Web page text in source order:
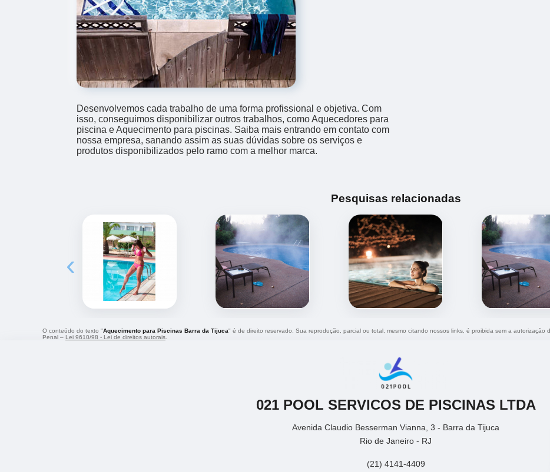
Desenvolvemos cada trabalho de uma forma profissional e objetiva. Com
isso, conseguimos disponibilizar outros trabalhos, como Aquecedores para
piscina e Aquecimento para piscinas. Saiba mais entrando em contato com
nossa empresa, sanando assim as suas dúvidas sobre os serviços e
produtos disponibilizados pelo ramo com a melhor marca.
Pesquisas relacionadas
‹
O conteúdo do texto "Aquecimento para Piscinas Barra da Tijuca" é de direito reservado. Sua reprodução, parcial ou total, mesmo citando nossos links, é proibida sem a
Penal – Lei 9610/98 - Lei de direitos autorais
021 POOL SERVICOS DE PISCINAS LTDA
Avenida Claudio Besserman Vianna, 3 - Barra da Tijuca
Rio de Janeiro - RJ
(21) 4141-4409